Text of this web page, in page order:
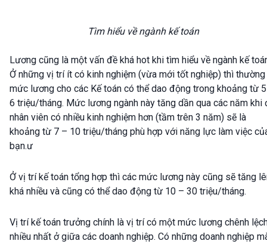
Tìm hiểu về ngành kế toán
Lương cũng là một vấn đề khá hot khi tìm hiểu về ngành kế
Ở những vị trí ít có kinh nghiệm (vừa mới tốt nghiệp) thì thường
mức lương cho các Kế toán có thể dao động trong khoảng từ
6 triệu/tháng. Mức lương ngành này tăng dần qua các năm khi
nhân viên có nhiều kinh nghiệm hơn (tầm trên 3 năm) sẽ là
khoảng từ 7 – 10 triệu/tháng phù hợp với năng lực làm việc
bạn.ư
Ở vị trí kế toán tổng hợp thì các mức lương này cũng sẽ tăng
khá nhiều và cũng có thể dao động từ 10 – 30 triệu/tháng.
Vị trí kế toán trưởng chính là vị trí có một mức lương chênh
nhiều nhất ở giữa các doanh nghiệp. Có những doanh nghiệp